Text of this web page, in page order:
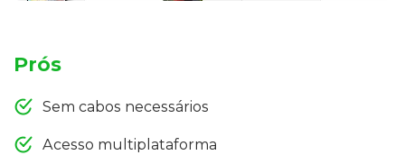
Prós
Sem cabos necessários
Acesso multiplataforma